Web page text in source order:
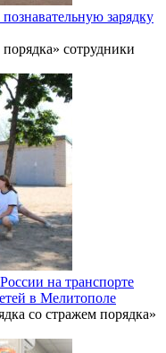
зарядку
сотрудники
на транспорте
в Мелитополе
со стражем порядка»